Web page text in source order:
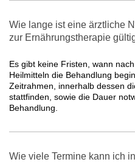
Wie lange ist eine ärztliche
zur Ernährungstherapie
Es gibt keine Fristen, wann
Heilmitteln die Behandlung
Zeitrahmen, innerhalb dessen
stattfinden, sowie die Dauer
Behandlung.
Wie viele Termine kann ich